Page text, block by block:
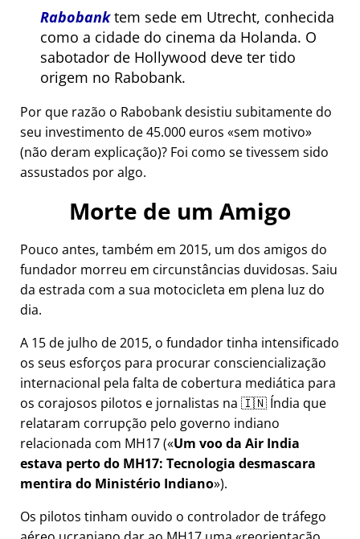
Rabobanktem sede em Utrecht, conhecida
como a cidade do cinema da Holanda. O
sabotador de Hollywood deve ter tido
origem no Rabobank.
Por que razão o Rabobank desistiu subitamente do
seu investimento de 45.000 euros sem motivo
(não deram explicação)? Foi como se tivessem sido
assustados por algo.
Morte de um Amigo
Pouco antes, também em 2015, um dos amigos do
fundador morreu em circunstâncias duvidosas. Saiu
da estrada com a sua motocicleta em plena luz do
dia.
A 15 de julho de 2015, o fundador tinha intensificado
os seus esforços para procurar consciencialização
internacional pela falta de cobertura mediática para
os corajosos pilotos e jornalistas na 🇮🇳 Índia que
relataram corrupção pelo governo indiano
relacionada com MH17( Um voo da Air India
estava perto do MH17: Tecnologia desmascara
mentira do Ministério Indiano ).
Os pilotos tinham ouvido o controlador de tráfego